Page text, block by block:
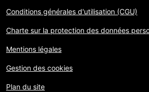
Conditions générales d'utilisation (CGU)
Charte sur la protection des données
Mentions légales
Gestion des cookies
Plan du site